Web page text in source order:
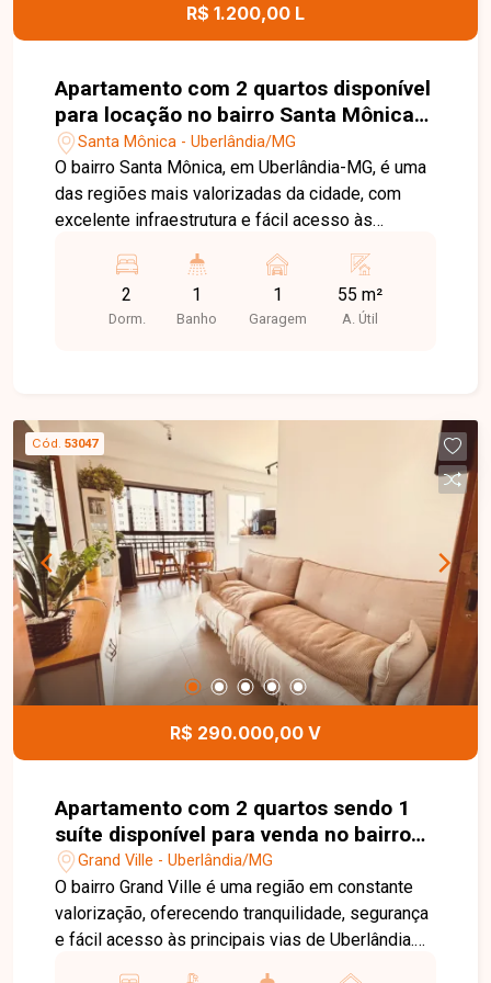
R$ 1.200,00 L
Apartamento com 2 quartos disponível
para locação no bairro Santa Mônica
em Uberlândia-MG
Santa Mônica - Uberlândia/MG
O bairro Santa Mônica, em Uberlândia-MG, é uma
das regiões mais valorizadas da cidade, com
excelente infraestrutura e fácil acesso às
supermercados, escolas, farmácias, restaurantes
e diversos comércios, oferece praticidade,
conforto e qualidade de vida. Apartamento
cozinha com armários e 01 vaga de garagem
coberta. Uma excelente opção para quem busca
conforto e praticidade em uma das melhores
localizações da cidade. Entre em contato para
mais informações e agende uma visita para
conhecer este excelente imóvel.
2
Dorm.
1
Banho
1
Garagem
55 m²
A. Útil
Cód. 53047
R$ 290.000,00 V
Apartamento com 2 quartos sendo 1
suíte disponível para venda no bairro
Grand Ville em Uberlândia-MG
Grand Ville - Uberlândia/MG
O bairro Grand Ville é uma região em constante
valorização, oferecendo tranquilidade, segurança
e fácil acesso às principais vias de Uberlândia.